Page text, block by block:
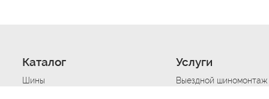
Каталог
Шины
Услуги
Выездной шиномонтаж